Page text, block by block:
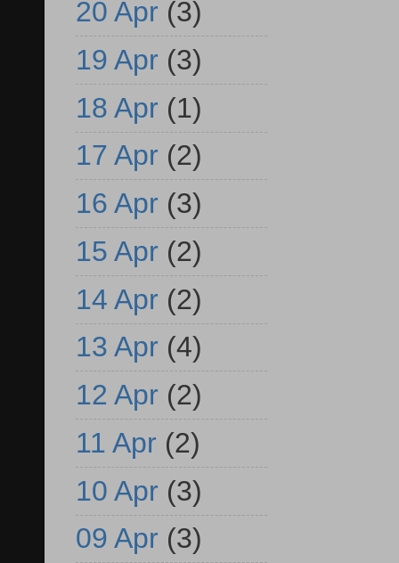
20 Apr (3)
19 Apr (3)
18 Apr (1)
17 Apr (2)
16 Apr (3)
15 Apr (2)
14 Apr (2)
13 Apr (4)
12 Apr (2)
11 Apr (2)
10 Apr (3)
09 Apr (3)